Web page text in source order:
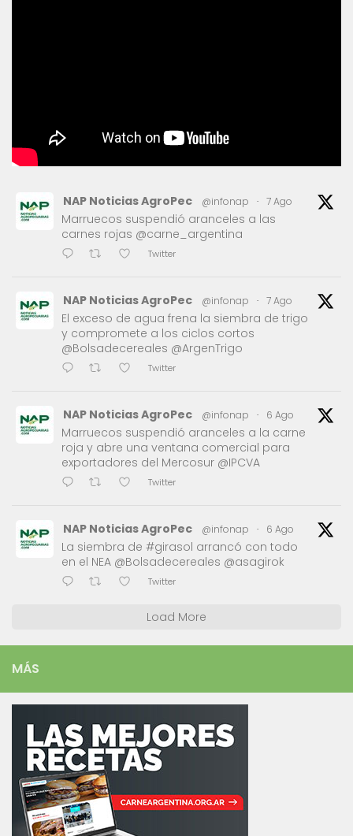
NAP Noticias AgroPec @infonap · 7 Ago
Marruecos suspendió aranceles a las
carnes rojas @carne_argentina
Twitter
NAP Noticias AgroPec @infonap · 7 Ago
El exceso de agua frena la siembra de trigo
y compromete a los ciclos cortos
@Bolsadecereales @ArgenTrigo
Twitter
NAP Noticias AgroPec @infonap · 6 Ago
Marruecos suspendió aranceles a la carne
roja y abre una ventana comercial para
exportadores del Mercosur @IPCVA
Twitter
NAP Noticias AgroPec @infonap · 6 Ago
La siembra de #girasol arrancó con todo
en el NEA @Bolsadecereales @asagirok
Twitter
Load More
MÁS